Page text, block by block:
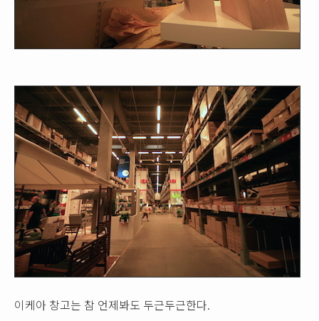
이케아 창고는 참 언제봐도 두근두근한다.